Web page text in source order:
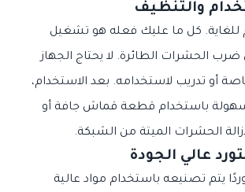
والتنظيف
للغاية. كل ما عليك فعله هو تشغيل
ضرب الحشرات الطائرة. لا يحتاج الجهاز
أو تدريب لاستخدامه. بعد الاستخدام،
باستخدام قطعة قماش جافة أو
الحشرات الميتة من الشبكة.
عالي الجودة
يتم تصنيعه باستخدام مواد عالية